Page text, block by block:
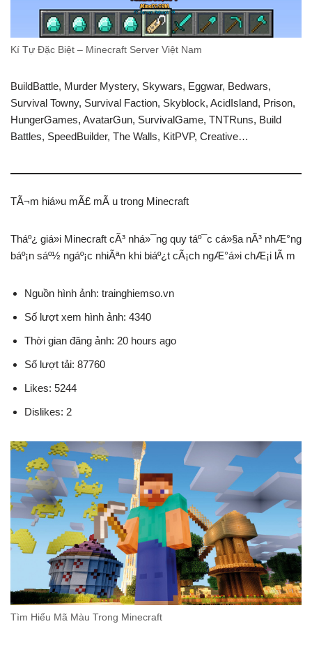
Kí Tự Đặc Biệt – Minecraft Server Việt Nam
BuildBattle, Murder Mystery, Skywars, Eggwar, Bedwars,
Survival Towny, Survival Faction, Skyblock, AcidIsland, Prison,
HungerGames, AvatarGun, SurvivalGame, TNTRuns, Build
Battles, SpeedBuilder, The Walls, KitPVP, Creative…
TÃ¬m hiá»u mÃ£ mÃ u trong Minecraft
Tháº¿ giá»i Minecraft cÃ³ nhá»¯ng quy táº¯c cá»§a nÃ³ nhÆ°ng
báº¡n sáº½ ngáº¡c nhiÃªn khi biáº¿t cÃ¡ch ngÆ°á»i chÆ¡i lÃ m
Nguồn hình ảnh: trainghiemso.vn
Số lượt xem hình ảnh: 4340
Thời gian đăng ảnh: 20 hours ago
Số lượt tải: 87760
Likes: 5244
Dislikes: 2
Tìm Hiểu Mã Màu Trong Minecraft